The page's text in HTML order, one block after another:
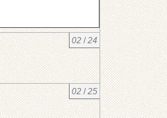
02 /24
02 /25